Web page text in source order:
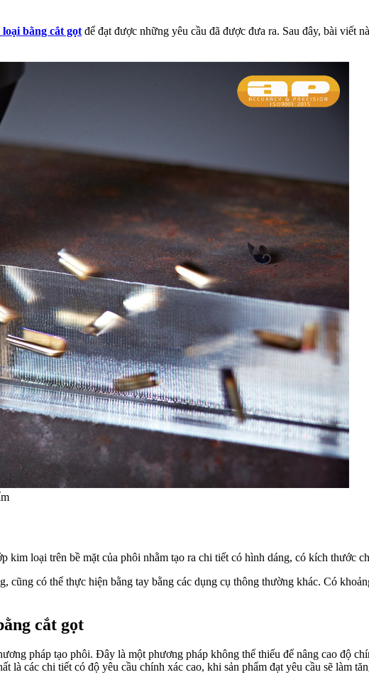
bằng cắt gọt để đạt được những yêu cầu đã được đưa ra. Sau đây, bài viết
loại trên bề mặt của phôi nhằm tạo ra chi tiết có hình dáng, có kích thước
cũng có thể thực hiện bằng tay bằng các dụng cụ thông thường khác. Có
cắt gọt
pháp tạo phôi. Đây là một phương pháp không thể thiếu để nâng cao độ
là các chi tiết có độ yêu cầu chính xác cao, khi sản phẩm đạt yêu cầu sẽ làm